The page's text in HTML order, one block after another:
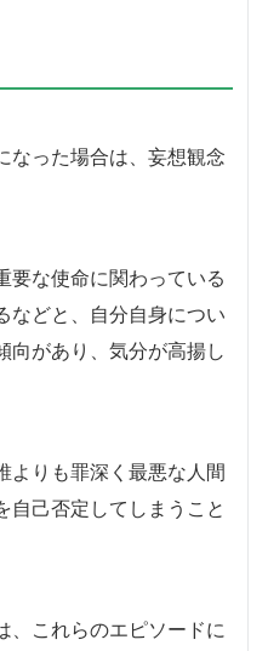
なった場合は、妄想観念
要な使命に関わっている
などと、自分自身につい
向があり、気分が高揚し
よりも罪深く最悪な人間
自己否定してしまうこと
、これらのエピソードに